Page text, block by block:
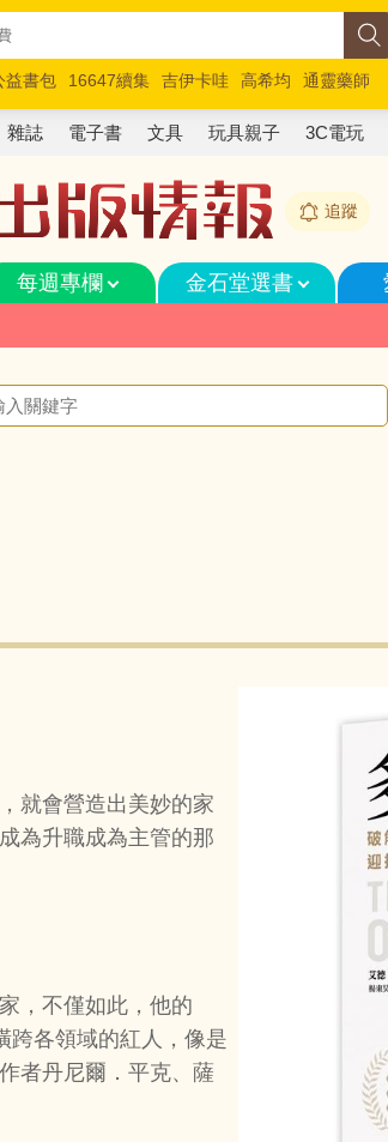
益書包 16647續集 吉伊卡哇 高希均
通靈藥師
斯克 玩具總動員5 超慢跑
雜誌 電子書 文具 玩具親子 3C電玩
追蹤
每週專欄 金石堂選書
就會營造出美妙的家
為升職成為主管的那
，不僅如此，他的
跨各領域的紅人，像是
者丹尼爾．平克、薩